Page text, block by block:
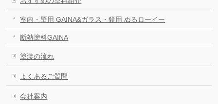
室内・壁用 GAINA&ガラス・鏡用 ぬるローイー
断熱塗料GAINA
塗装の流れ
よくあるご質問
会社案内